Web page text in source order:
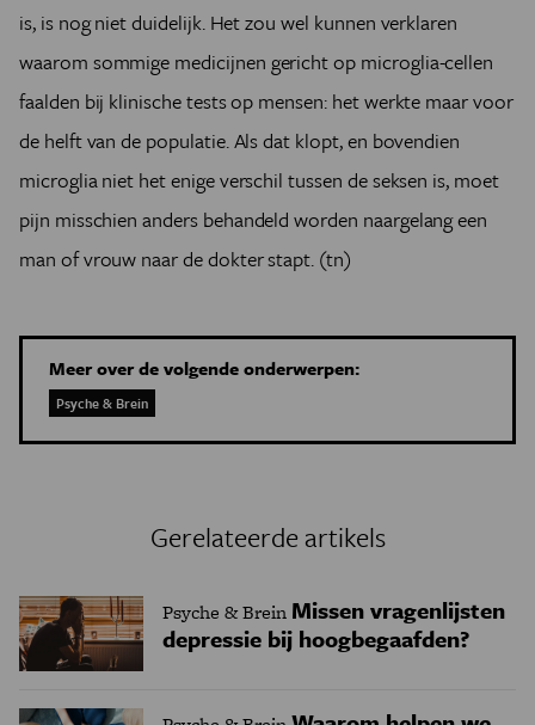
is, is nog niet duidelijk. Het zou wel kunnen verklaren
waarom sommige medicijnen gericht op microglia-cellen
faalden bij klinische tests op mensen: het werkte maar voor
de helft van de populatie. Als dat klopt, en bovendien
microglia niet het enige verschil tussen de seksen is, moet
pijn misschien anders behandeld worden naargelang een
man of vrouw naar de dokter stapt. (tn)
Meer over de volgende onderwerpen:
Psyche & Brein
Gerelateerde artikels
Psyche & Brein Missen vragenlijsten
depressie bij hoogbegaafden?